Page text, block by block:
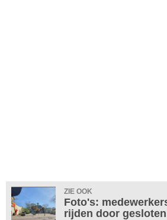
ZIE OOK
Foto's:
rijden door